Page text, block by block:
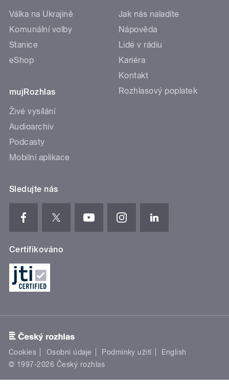
Válka na Ukrajině
Komunální volby
Stanice
eShop
mujRozhlas
Živé vysílání
Audioarchiv
Podcasty
Mobilní aplikace
Jak nás naladíte
Nápověda
Lidé v rádiu
Kariéra
Kontakt
Rozhlasový poplatek
Sledujte nás
Certifikováno
Cookies Osobní údaje Podmínky užití
English
© 1997-2026 Český rozhlas